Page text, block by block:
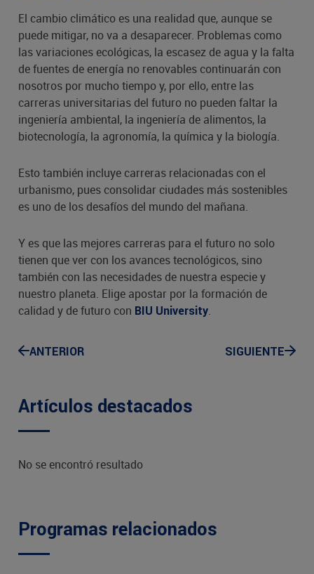
El cambio climático es una realidad que, aunque se
puede mitigar, no va a desaparecer. Problemas como
las variaciones ecológicas, la escasez de agua y la falta
de fuentes de energía no renovables continuarán con
nosotros por mucho tiempo y, por ello, entre las
carreras universitarias del futuro no pueden faltar la
ingeniería ambiental, la ingeniería de alimentos, la
biotecnología, la agronomía, la química y la biología.
Esto también incluye carreras relacionadas con el
urbanismo, pues consolidar ciudades más sostenibles
es uno de los desafíos del mundo del mañana.
Y es que las mejores carreras para el futuro no solo
tienen que ver con los avances tecnológicos, sino
también con las necesidades de nuestra especie y
nuestro planeta. Elige apostar por la formación de
calidad y de futuro con BIU University.
ANTERIOR SIGUIENTE
Artículos destacados
No se encontró resultado
Programas relacionados